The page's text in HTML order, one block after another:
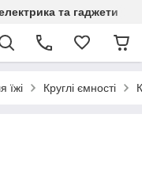
та гаджети
їжі Круглі ємності